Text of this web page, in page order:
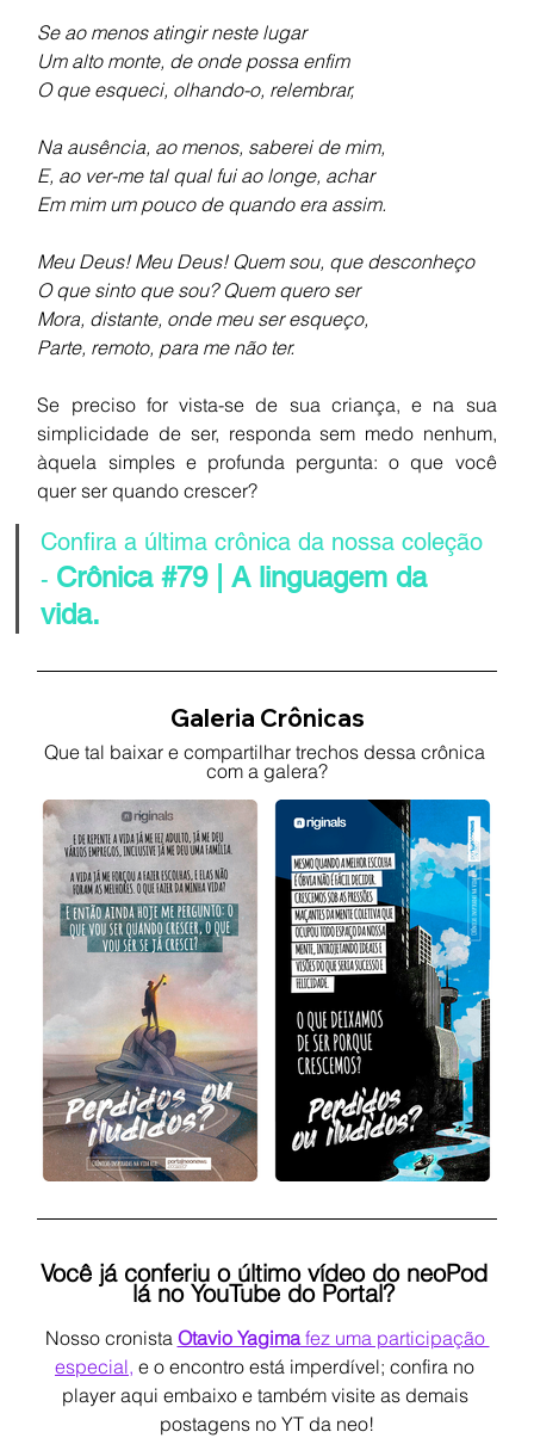
Se ao menos atingir neste lugar
Um alto monte, de onde possa enfim
O que esqueci, olhando-o, relembrar,
Na ausência, ao menos, saberei de mim,
E, ao ver-me tal qual fui ao longe, achar
Em mim um pouco de quando era assim.
Meu Deus! Meu Deus! Quem sou, que desconheço
O que sinto que sou? Quem quero ser
Mora, distante, onde meu ser esqueço,
Parte, remoto, para me não ter.
Se preciso for vista-se de sua criança, e na sua
simplicidade de ser, responda sem medo nenhum,
àquela simples e profunda pergunta: o que você
quer ser quando crescer?
Confira a última crônica da nossa coleção
- Crônica #79 | A linguagem da
vida.
Galeria Crônicas
Que tal baixar e compartilhar trechos dessa crônica
com a galera?
Você já conferiu o último vídeo do neoPod
lá no YouTube do Portal?
Nosso cronista Otavio Yagima fez uma participação
especial, e o encontro está imperdível; confira no
player aqui embaixo e também visite as demais
postagens no YT da neo!